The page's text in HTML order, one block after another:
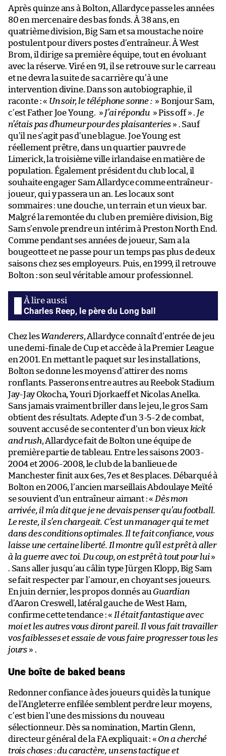
Après quinze ans à Bolton, Allardyce passe les années
80 en mercenaire des bas fonds. À 38 ans, en
quatrième division, Big Sam et sa moustache noire
postulent pour divers postes d’entraîneur. À West
Brom, il dirige sa première équipe, tout en évoluant
avec la réserve. Viré en 91, il se retrouve sur le carreau
et ne devra la suite de sa carrière qu’à une
intervention divine. Dans son autobiographie, il
raconte : « Un soir, le téléphone sonne :» Bonjour Sam,
c’est Father Joe Young. » J’ai répondu» Piss off » . Je
n’étais pas d’humeur pour des plaisanteries » . Sauf
qu’il ne s’agit pas d’une blague. Joe Young est
réellement prêtre, dans un quartier pauvre de
Limerick, la troisième ville irlandaise en matière de
population. Également président du club local, il
souhaite engager Sam Allardyce comme entraîneur-
joueur, qui y passera un an. Les locaux sont
sommaires : une douche, un terrain et un vieux bar.
Malgré la remontée du club en première division, Big
Sam s’envole prendre un intérim à Preston North End.
Comme pendant ses années de joueur, Sam a la
bougeotte et ne passe pour un temps pas plus de deux
saisons chez ses employeurs. Puis, en 1999, il retrouve
Bolton : son seul véritable amour professionnel.
Charles Reep, le père du Long ball
Chez lesWanderers, Allardyce connaît d’entrée de jeu
une demi-finale de Cup et accède à la Premier League
en 2001. En mettant le paquet sur les installations,
Bolton se donne les moyens d’attirer des noms
ronflants. Passerons entre autres au Reebok Stadium
Jay-Jay Okocha, Youri Djorkaeff et Nicolas Anelka.
Sans jamais vraiment briller dans le jeu, le gros Sam
obtient des résultats. Adepte d’un 3-5-2 de combat,
souvent accusé de se contenter d’un bon vieux kick
and rush, Allardyce fait de Bolton une équipe de
première partie de tableau. Entre les saisons 2003-
2004 et 2006-2008, le club de la banlieue de
Manchester finit aux 6es, 7es et 8es places. Débarqué à
Bolton en 2006, l’ancien marseillais Abdoulaye Meïté
se souvient d’un entraîneur aimant : « Dès mon
arrivée, il m’a dit que je ne devais penser qu’au football.
Le reste, il s’en chargeait. C’est un manager qui te met
dans des conditions optimales. Il te fait confiance, vous
laisse une certaine liberté. Il montre qu’il est prêt à aller
à la guerre avec toi. Du coup, on est prêt à tout pour lui»
. Sans aller jusqu’au câlin type Jürgen Klopp, Big Sam
se fait respecter par l’amour, en choyant ses joueurs.
En juin dernier, les propos donnés au Guardian
d’Aaron Creswell, latéral gauche de West Ham,
confirme cette tendance : « Il était fantastique avec
moi et les autres vous diront pareil. Il vous fait travailler
vos faiblesses et essaie de vous faire progresser tous les
jours » .
Une boîte de baked beans
Redonner confiance à des joueurs qui dès la tunique
de l’Angleterre enfilée semblent perdre leur moyens,
c’est bien l’une des missions du nouveau
sélectionneur. Dès sa nomination, Martin Glenn,
directeur général de la FA expliquait : « On a cherché
trois choses : du caractère, un sens tactique et